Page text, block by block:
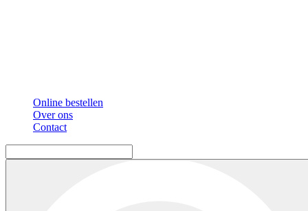
Online bestellen
Over ons
Contact